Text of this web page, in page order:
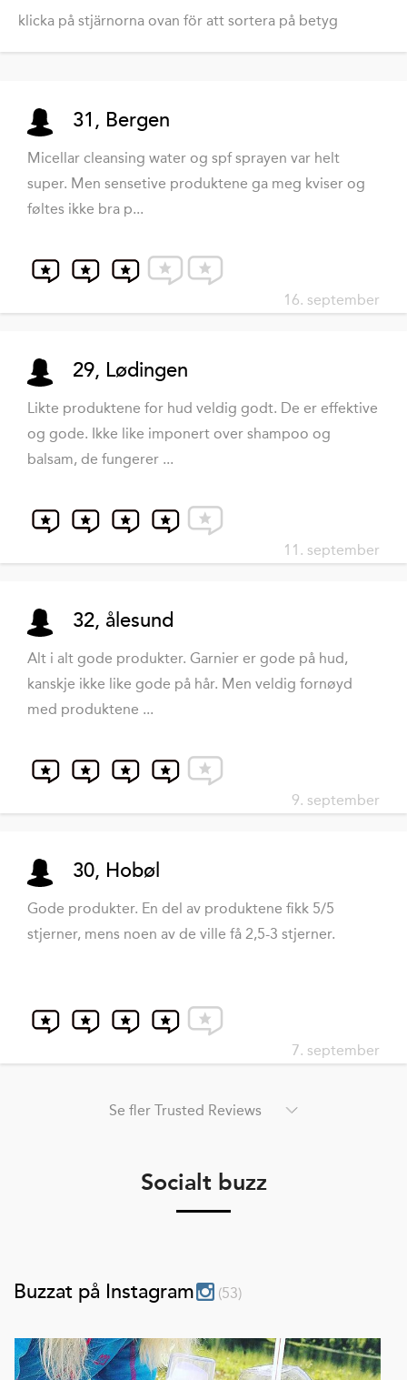
klicka på stjärnorna ovan för att sortera på betyg
31, Bergen
Micellar cleansing water og spf sprayen var helt
super. Men sensetive produktene ga meg kviser og
føltes ikke bra p...
16. september
29, Lødingen
Likte produktene for hud veldig godt. De er effektive
og gode. Ikke like imponert over shampoo og
balsam, de fungerer ...
11. september
32, ålesund
Alt i alt gode produkter. Garnier er gode på hud,
kanskje ikke like gode på hår. Men veldig fornøyd
med produktene ...
9. september
30, Hobøl
Gode produkter. En del av produktene fikk 5/5
stjerner, mens noen av de ville få 2,5-3 stjerner.
7. september
Se fler Trusted Reviews
Socialt buzz
Buzzat på Instagram (53)